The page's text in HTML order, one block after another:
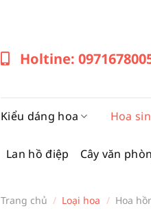
Holtine:
Kiểu dáng hoa Hoa
Lan hồ điệp Cây văn
Trang chủ / Loại hoa / Hoa